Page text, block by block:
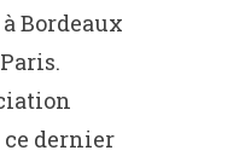
Bordeaux
ce dernier